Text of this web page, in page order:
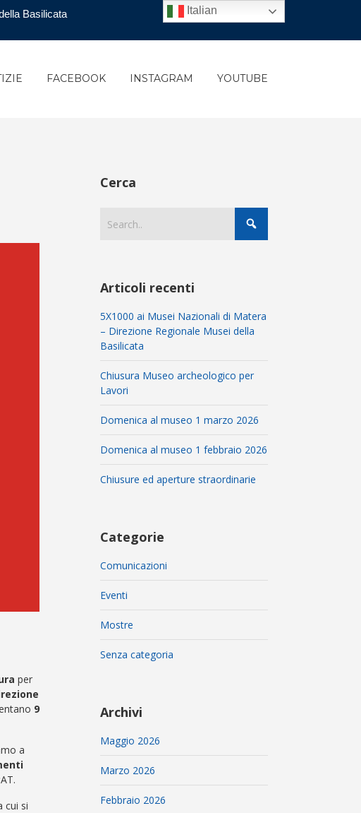
Basilicata
FACEBOOK INSTAGRAM YOUTUBE
per
9
a
cui si
Cerca
Articoli recenti
5X1000 ai Musei Nazionali di Matera
– Direzione Regionale Musei della
Basilicata
Chiusura Museo archeologico per
Lavori
Domenica al museo 1 marzo 2026
Domenica al museo 1 febbraio 2026
Chiusure ed aperture straordinarie
Categorie
Comunicazioni
Eventi
Mostre
Senza categoria
Archivi
Maggio 2026
Marzo 2026
Febbraio 2026
Italian